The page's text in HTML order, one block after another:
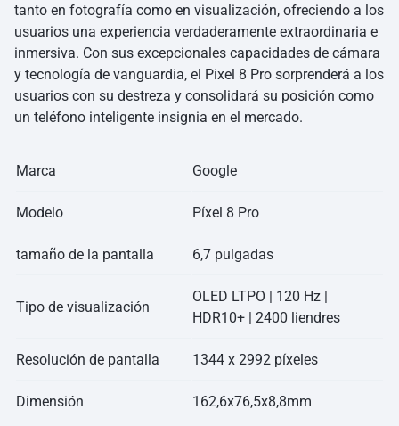
tanto en fotografía como en visualización, ofreciendo a los
usuarios una experiencia verdaderamente extraordinaria e
inmersiva. Con sus excepcionales capacidades de cámara
y tecnología de vanguardia, el Pixel 8 Pro sorprenderá a los
usuarios con su destreza y consolidará su posición como
un teléfono inteligente insignia en el mercado.
Marca Google
Modelo Píxel 8 Pro
tamaño de la pantalla 6,7 pulgadas
Tipo de visualización
OLED LTPO | 120 Hz |
HDR10+ | 2400 liendres
Resolución de pantalla 1344 x 2992 píxeles
Dimensión 162,6x76,5x8,8mm